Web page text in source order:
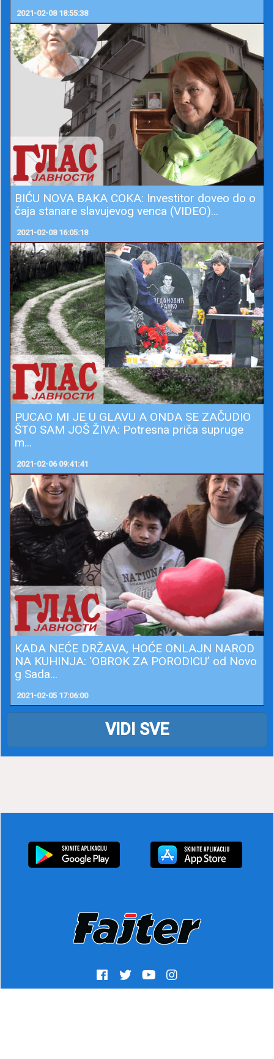
2021-02-08 18:55:38
BIĆU NOVA BAKA COKA: Investitor doveo do o
čaja stanare slavujevog venca (VIDEO)...
2021-02-08 16:05:18
PUCAO MI JE U GLAVU A ONDA SE ZAČUDIO
ŠTO SAM JOŠ ŽIVA: Potresna priča supruge
m...
2021-02-06 09:41:41
KADA NEĆE DRŽAVA, HOĆE ONLAJN NAROD
NA KUHINJA: ‘OBROK ZA PORODICU’ od Novo
g Sada...
2021-02-05 17:06:00
VIDI SVE